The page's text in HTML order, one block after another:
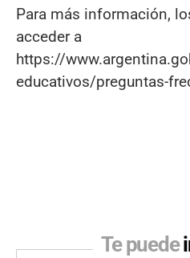
Para más información,
acceder a
https://
educativos/preguntas-
Te puede